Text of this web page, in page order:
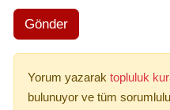
Gönder
Yorum yazarak topluluk
bulunuyor ve tüm